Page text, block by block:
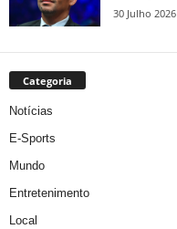
30 Julho 2026
Categoria
Notícias
E-Sports
Mundo
Entretenimento
Local